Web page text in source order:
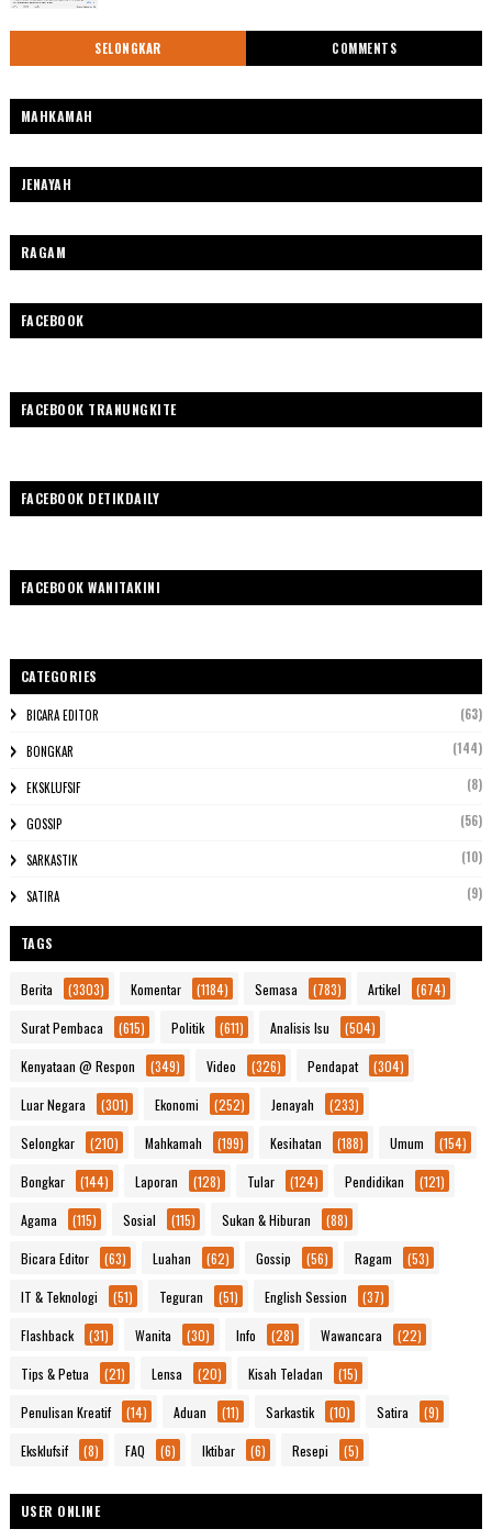
SELONGKAR COMMENTS
MAHKAMAH
JENAYAH
RAGAM
FACEBOOK
FACEBOOK TRANUNGKITE
FACEBOOK DETIKDAILY
FACEBOOK WANITAKINI
CATEGORIES
BICARA EDITOR (63)
BONGKAR (144)
EKSKLUFSIF (8)
GOSSIP (56)
SARKASTIK (10)
SATIRA (9)
TAGS
Berita (3303) Komentar (1184) Semasa (783) Artikel (674)
Surat Pembaca (615) Politik (611) Analisis Isu (504)
Kenyataan @ Respon (349) Video (326) Pendapat (304)
Luar Negara (301) Ekonomi (252) Jenayah (233)
Selongkar (210) Mahkamah (199) Kesihatan (188) Umum (154)
Bongkar (144) Laporan (128) Tular (124) Pendidikan (121)
Agama (115) Sosial (115) Sukan & Hiburan (88)
Bicara Editor (63) Luahan (62) Gossip (56) Ragam (53)
IT & Teknologi (51) Teguran (51) English Session (37)
Flashback (31) Wanita (30) Info (28) Wawancara (22)
Tips & Petua (21) Lensa (20) Kisah Teladan (15)
Penulisan Kreatif (14) Aduan (11) Sarkastik (10) Satira (9)
Eksklufsif (8) FAQ (6) Iktibar (6) Resepi (5)
USER ONLINE